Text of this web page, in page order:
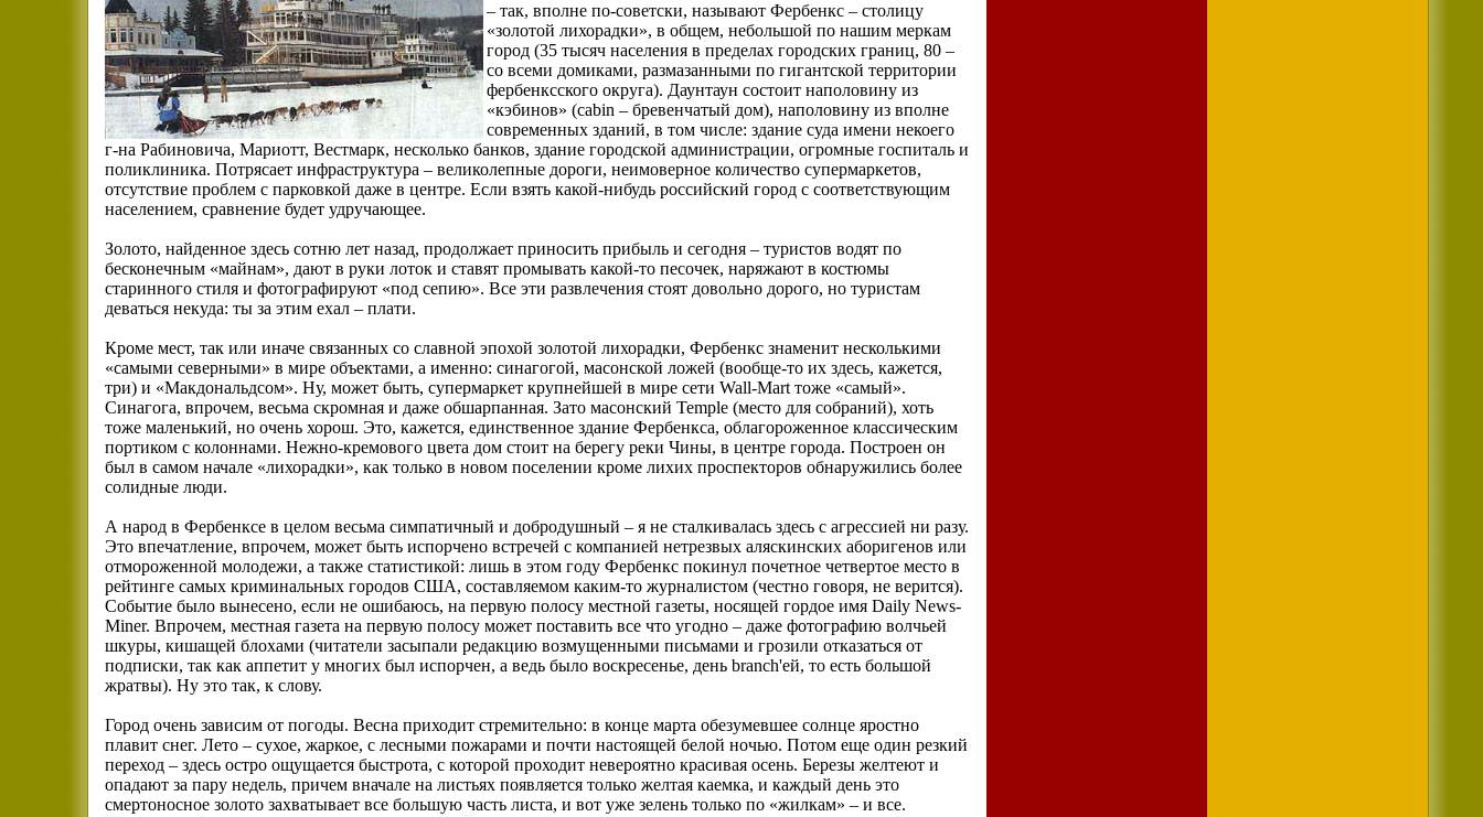
– так, вполне по-советски, называют Фербенкс – столицу
«золотой лихорадки», в общем, небольшой по нашим меркам
город (35 тысяч населения в пределах городских границ, 80 –
со всеми домиками, размазанными по гигантской территории
фербенксского округа). Даунтаун состоит наполовину из
«кэбинов» (cabin – бревенчатый дом), наполовину из вполне
современных зданий, в том числе: здание суда имени некоего
г-на Рабиновича, Мариотт, Вестмарк, несколько банков, здание городской администрации, огромные госпиталь и
поликлиника. Потрясает инфраструктура – великолепные дороги, неимоверное количество супермаркетов,
отсутствие проблем с парковкой даже в центре. Если взять какой-нибудь российский город с соответствующим
населением, сравнение будет удручающее.
Золото, найденное здесь сотню лет назад, продолжает приносить прибыль и сегодня – туристов водят по
бесконечным «майнам», дают в руки лоток и ставят промывать какой-то песочек, наряжают в костюмы
старинного стиля и фотографируют «под сепию». Все эти развлечения стоят довольно дорого, но туристам
деваться некуда: ты за этим ехал – плати.
Кроме мест, так или иначе связанных со славной эпохой золотой лихорадки, Фербенкс знаменит несколькими
«самыми северными» в мире объектами, а именно: синагогой, масонской ложей (вообще-то их здесь, кажется,
три) и «Макдональдсом». Ну, может быть, супермаркет крупнейшей в мире сети Wall-Mart тоже «самый».
Синагога, впрочем, весьма скромная и даже обшарпанная. Зато масонский Temple (место для собраний), хоть
тоже маленький, но очень хорош. Это, кажется, единственное здание Фербенкса, облагороженное классическим
портиком с колоннами. Нежно-кремового цвета дом стоит на берегу реки Чины, в центре города. Построен он
был в самом начале «лихорадки», как только в новом поселении кроме лихих проспекторов обнаружились более
солидные люди.
А народ в Фербенксе в целом весьма симпатичный и добродушный – я не сталкивалась здесь с агрессией ни разу.
Это впечатление, впрочем, может быть испорчено встречей с компанией нетрезвых аляскинских аборигенов или
отмороженной молодежи, а также статистикой: лишь в этом году Фербенкс покинул почетное четвертое место в
рейтинге самых криминальных городов США, составляемом каким-то журналистом (честно говоря, не верится).
Событие было вынесено, если не ошибаюсь, на первую полосу местной газеты, носящей гордое имя Daily News-
Miner. Впрочем, местная газета на первую полосу может поставить все что угодно – даже фотографию волчьей
шкуры, кишащей блохами (читатели засыпали редакцию возмущенными письмами и грозили отказаться от
подписки, так как аппетит у многих был испорчен, а ведь было воскресенье, день branch'ей, то есть большой
жратвы). Ну это так, к слову.
Город очень зависим от погоды. Весна приходит стремительно: в конце марта обезумевшее солнце яростно
плавит снег. Лето – сухое, жаркое, с лесными пожарами и почти настоящей белой ночью. Потом еще один резкий
переход – здесь остро ощущается быстрота, с которой проходит невероятно красивая осень. Березы желтеют и
опадают за пару недель, причем вначале на листьях появляется только желтая каемка, и каждый день это
смертоносное золото захватывает все большую часть листа, и вот уже зелень только по «жилкам» – и все.